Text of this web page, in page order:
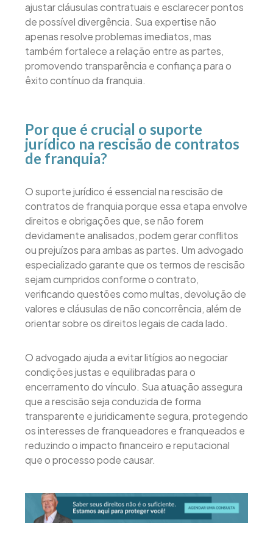
ajustar cláusulas contratuais e esclarecer pontos
de possível divergência. Sua expertise não
apenas resolve problemas imediatos, mas
também fortalece a relação entre as partes,
promovendo transparência e confiança para o
êxito contínuo da franquia.
Por que é crucial o suporte
jurídico na rescisão de contratos
de franquia?
O suporte jurídico é essencial na rescisão de
contratos de franquia porque essa etapa envolve
direitos e obrigações que, se não forem
devidamente analisados, podem gerar conflitos
ou prejuízos para ambas as partes. Um advogado
especializado garante que os termos de rescisão
sejam cumpridos conforme o contrato,
verificando questões como multas, devolução de
valores e cláusulas de não concorrência, além de
orientar sobre os direitos legais de cada lado.
O advogado ajuda a evitar litígios ao negociar
condições justas e equilibradas para o
encerramento do vínculo. Sua atuação assegura
que a rescisão seja conduzida de forma
transparente e juridicamente segura, protegendo
os interesses de franqueadores e franqueados e
reduzindo o impacto financeiro e reputacional
que o processo pode causar.